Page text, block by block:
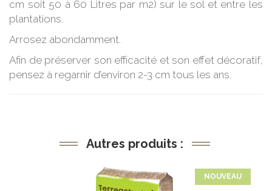
cm soit 50 à 60 Litres par m2) sur le sol et entre les
plantations.
Arrosez abondamment.
Afin de préserver son efficacité et son effet décoratif,
pensez à regarnir d’environ 2-3 cm tous les ans.
Autres produits :
NOUVEAU